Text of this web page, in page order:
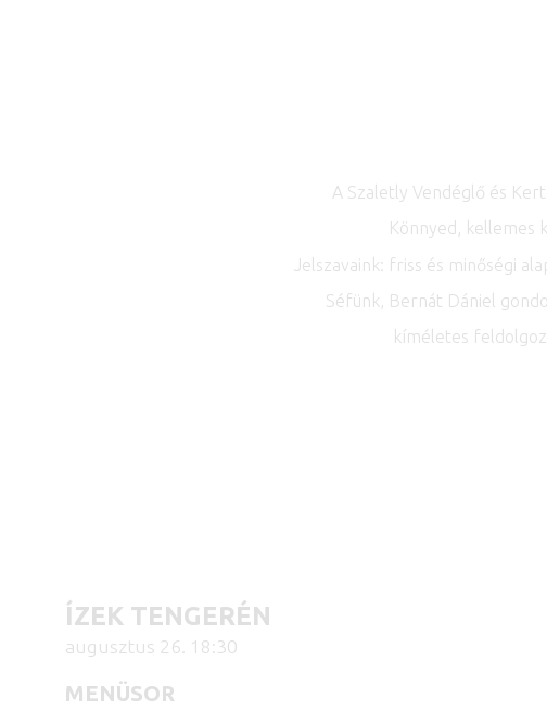
A Szaletly Vendéglő és
Könnyed, kellemes
Jelszavaink: friss és minőségi
Séfünk, Bernát Dániel
kíméletes
ÍZEK TENGERÉN
augusztus 26. 18:30
MENÜSOR